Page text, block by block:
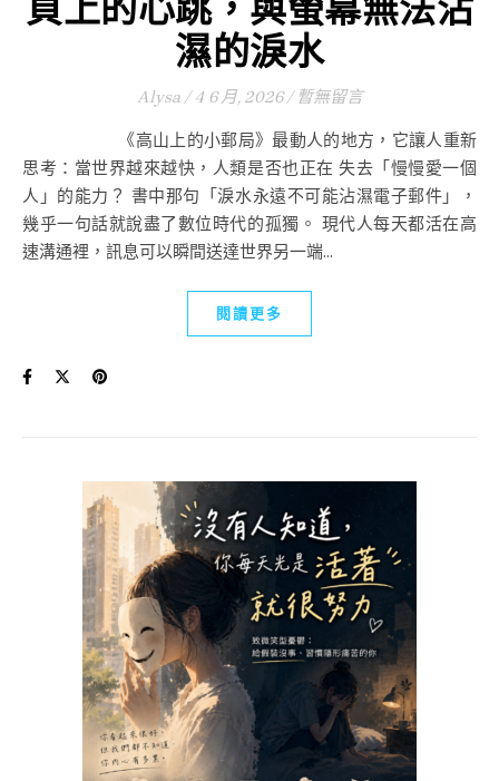
頁上的心跳，與螢幕無法沾
濕的淚水
Alysa / 4 6 月, 2026 / 暫無留言
《高山上的小郵局》最動人的地方，它讓人重新
思考：當世界越來越快，人類是否也正在 失去「慢慢愛一個
人」的能力？ 書中那句「淚水永遠不可能沾濕電子郵件」，
幾乎一句話就說盡了數位時代的孤獨。 現代人每天都活在高
速溝通裡，訊息可以瞬間送達世界另一端...
閱讀更多